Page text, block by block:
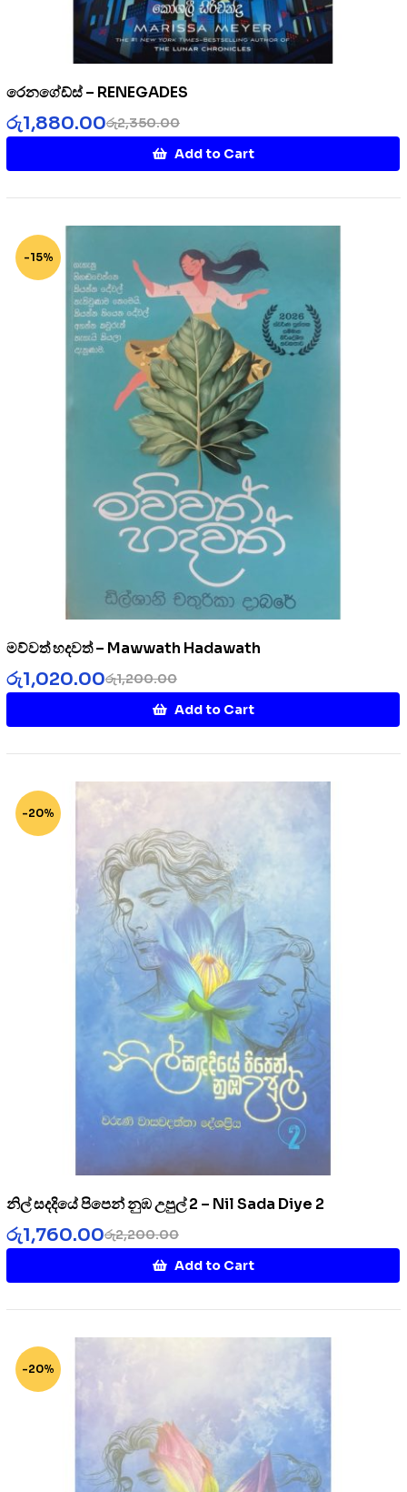
රෙනගේඩ්ස් – RENEGADES
රු2,350.00
රු1,880.00
Add to Cart
-15%
මව්වත් හදවත් – Mawwath Hadawath
රු1,200.00
රු1,020.00
Add to Cart
-20%
නිල් සදදියේ පිපෙන් නුඹ උපුල් 2 – Nil Sada Diye 2
රු2,200.00
රු1,760.00
Add to Cart
-20%